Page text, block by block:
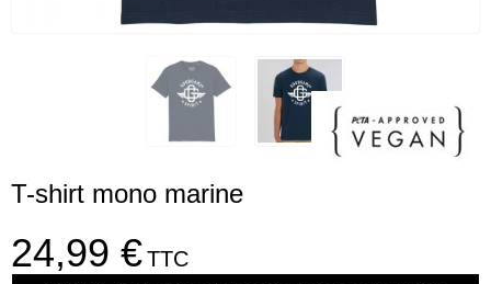
T-shirt mono marine
24,99 €TTC